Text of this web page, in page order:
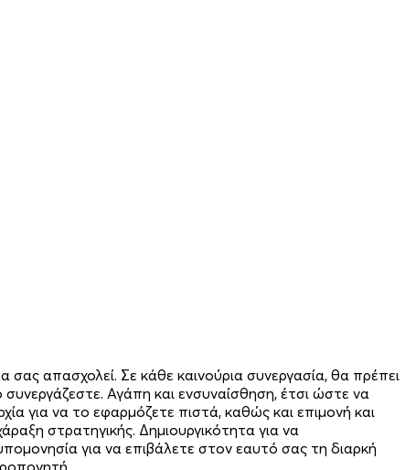
απασχολεί. Σε κάθε καινούρια συνεργασία, θα πρέπει
Αγάπη και ενσυναίσθηση, έτσι ώστε να
για να το εφαρμόζετε πιστά, καθώς και επιμονή και
στρατηγικής. Δημιουργικότητα για να
για να επιβάλετε στον εαυτό σας τη διαρκή